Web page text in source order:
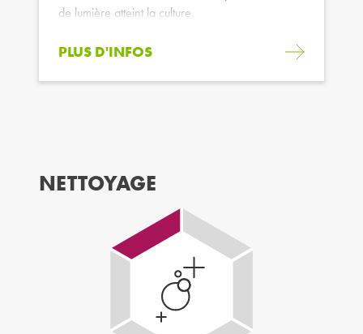
de lumière atteint la culture.
PLUS D'INFOS
NETTOYAGE